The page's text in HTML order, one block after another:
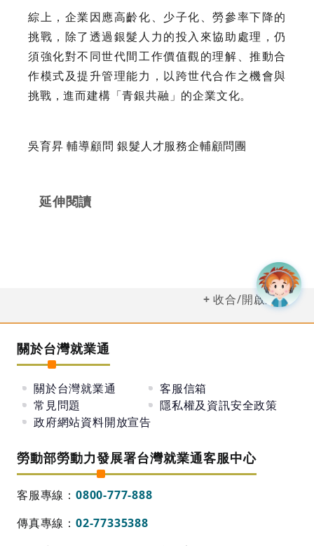
綜上，企業因應高齡化、少子化、勞參率下降的
挑戰，除了透過銀髮人力的投入來協助處理，仍
須強化對不同世代間工作價值觀的理解、推動合
作模式及提升管理能力，以跨世代合作之機會與
挑戰，進而建構「青銀共融」的企業文化。
吳育昇 輔導顧問 銀髮人才服務企輔顧問團
延伸閱讀
收合/開啟選單
關於台灣就業通
關於台灣就業通
客服信箱
常見問題
隱私權及資訊安全政策
政府網站資料開放宣告
勞動部勞動力發展署台灣就業通客服中心
客服專線： 0800-777-888
傳真專線： 02-77335388